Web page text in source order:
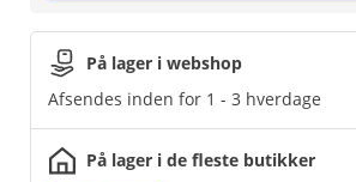
På lager i webshop
Afsendes inden for 1 - 3 hverdage
På lager i de fleste butikker